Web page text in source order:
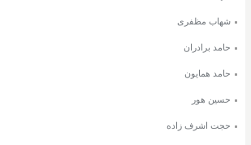
شهاب مظفری
حامد برادران
حامد همایون
حسین هور
حجت اشرف زاده